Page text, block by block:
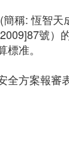
稱: 恆智
號
准。
方案報